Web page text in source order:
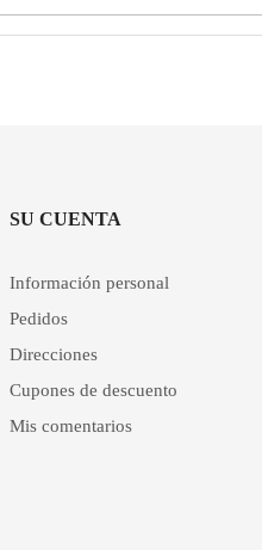
SU CUENTA
Información personal
Pedidos
Direcciones
Cupones de descuento
Mis comentarios